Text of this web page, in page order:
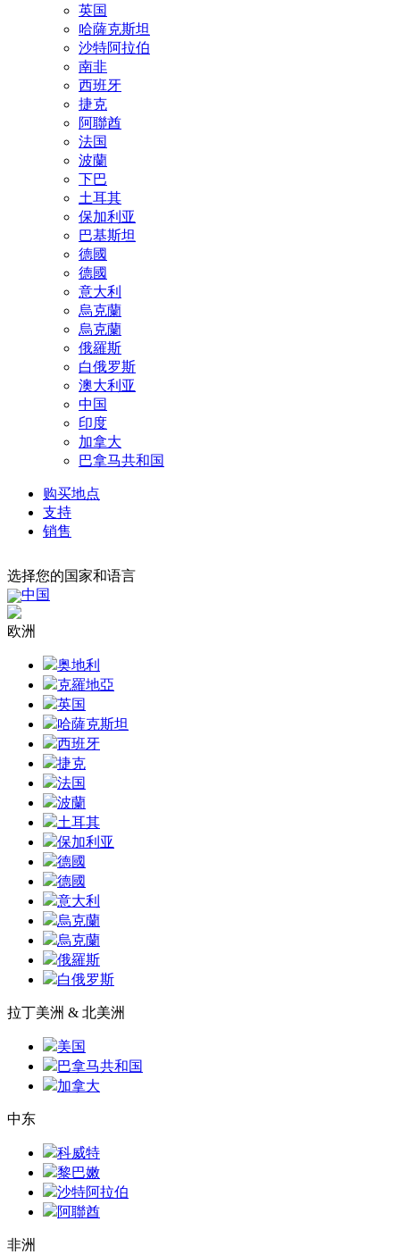
英国
哈薩克斯坦
沙特阿拉伯
南非
西班牙
捷克
阿聯酋
法国
波蘭
下巴
土耳其
保加利亚
巴基斯坦
德國
德國
意大利
烏克蘭
烏克蘭
俄羅斯
白俄罗斯
澳大利亚
中国
印度
加拿大
巴拿马共和国
购买地点
支持
销售
选择您的国家和语言
中国
欧洲
奥地利
克羅地亞
英国
哈薩克斯坦
西班牙
捷克
法国
波蘭
土耳其
保加利亚
德國
德國
意大利
烏克蘭
烏克蘭
俄羅斯
白俄罗斯
拉丁美洲 & 北美洲
美国
巴拿马共和国
加拿大
中东
科威特
黎巴嫩
沙特阿拉伯
阿聯酋
非洲